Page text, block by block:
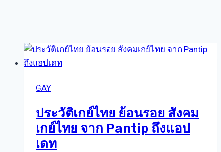
GAY
ประวัติเกย์ไทย ย้อนรอย สังคม
เกย์ไทย จาก Pantip ถึงแอป
เดท